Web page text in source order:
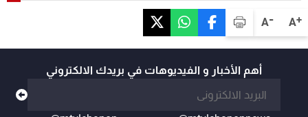
A+
A-
أهم الأخبار و الفيديوهات في بريدك الالكتروني